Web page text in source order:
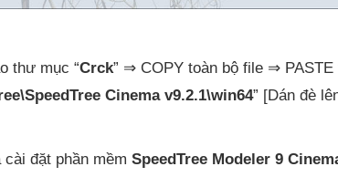
thư mục “Crck” ⇒ COPY toàn bộ file ⇒
Cinema v9.2.1\win64” [Dán đè
đặt phần mềm SpeedTree Modeler 9